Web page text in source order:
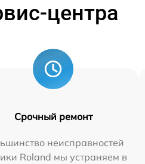
центра
Срочный ремонт
неисправностей
Roland мы устраняем в